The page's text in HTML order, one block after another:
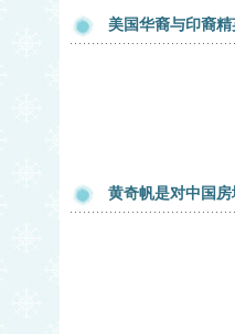
美国华裔与印裔
黄奇帆是对中国